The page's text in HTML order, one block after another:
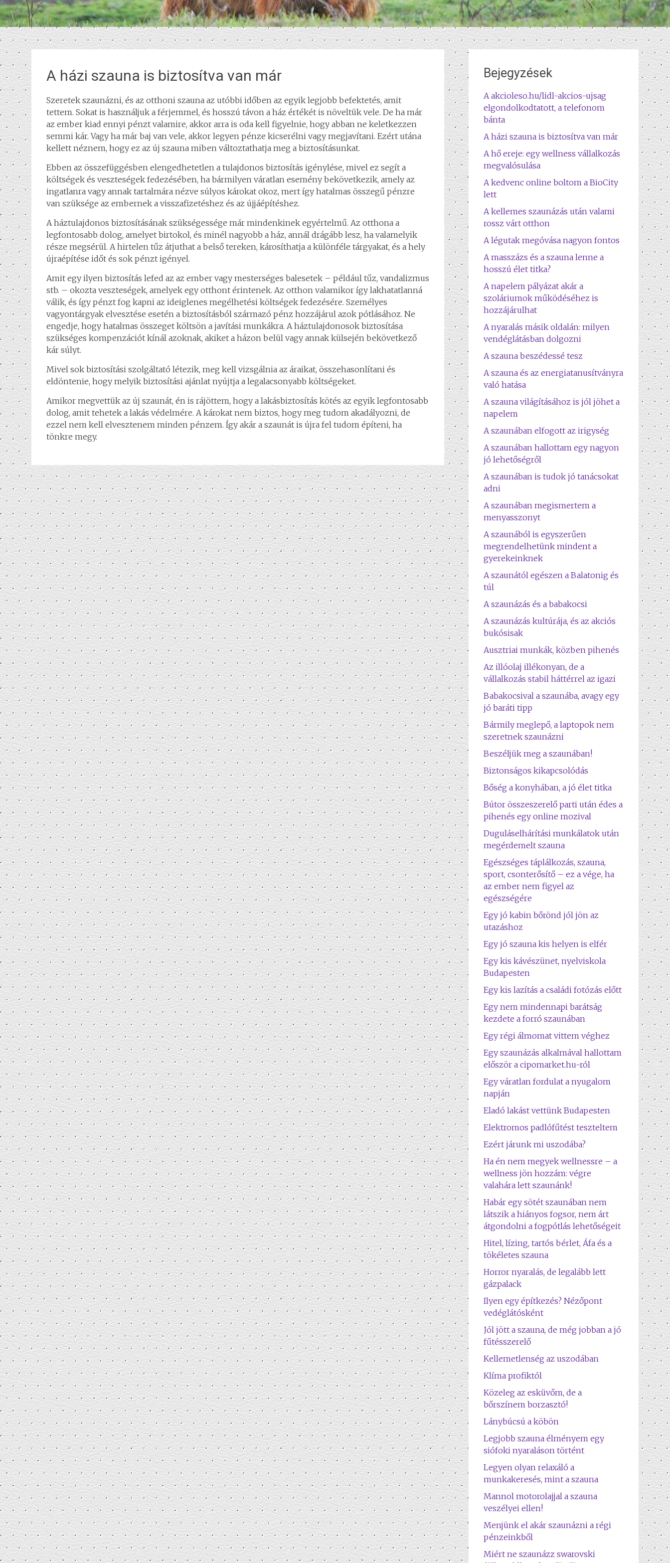
A házi szauna is biztosítva van már
Szeretek szaunázni, és az otthoni szauna az utóbbi időben az egyik legjobb befektetés, amit
tettem. Sokat is használjuk a férjemmel, és hosszú távon a ház értékét is növeltük vele. De ha már
az ember kiad ennyi pénzt valamire, akkor arra is oda kell figyelnie, hogy abban ne keletkezzen
semmi kár. Vagy ha már baj van vele, akkor legyen pénze kicserélni vagy megjavítani. Ezért utána
kellett néznem, hogy ez az új szauna miben változtathatja meg a biztosításunkat.
Ebben az összefüggésben elengedhetetlen a tulajdonos biztosítás igénylése, mivel ez segít a
költségek és veszteségek fedezésében, ha bármilyen váratlan esemény bekövetkezik, amely az
ingatlanra vagy annak tartalmára nézve súlyos károkat okoz, mert így hatalmas összegű pénzre
van szüksége az embernek a visszafizetéshez és az újjáépítéshez.
A háztulajdonos biztosításának szükségessége már mindenkinek egyértelmű. Az otthona a
legfontosabb dolog, amelyet birtokol, és minél nagyobb a ház, annál drágább lesz, ha valamelyik
része megsérül. A hirtelen tűz átjuthat a belső tereken, károsíthatja a különféle tárgyakat, és a hely
újraépítése időt és sok pénzt igényel.
Amit egy ilyen biztosítás lefed az az ember vagy mesterséges balesetek – például tűz, vandalizmus
stb. – okozta veszteségek, amelyek egy otthont érintenek. Az otthon valamikor így lakhatatlanná
válik, és így pénzt fog kapni az ideiglenes megélhetési költségek fedezésére. Személyes
vagyontárgyak elvesztése esetén a biztosításból származó pénz hozzájárul azok pótlásához. Ne
engedje, hogy hatalmas összeget költsön a javítási munkákra. A háztulajdonosok biztosítása
szükséges kompenzációt kínál azoknak, akiket a házon belül vagy annak külsején bekövetkező
kár súlyt.
Mivel sok biztosítási szolgáltató létezik, meg kell vizsgálnia az áraikat, összehasonlítani és
eldöntenie, hogy melyik biztosítási ajánlat nyújtja a legalacsonyabb költségeket.
Amikor megvettük az új szaunát, én is rájöttem, hogy a lakásbiztosítás kötés az egyik legfontosabb
dolog, amit tehetek a lakás védelmére. A károkat nem biztos, hogy meg tudom akadályozni, de
ezzel nem kell elvesztenem minden pénzem. Így akár a szaunát is újra fel tudom építeni, ha
tönkre megy.
Bejegyzések
A akcioleso.hu/lidl-akcios-ujsag
elgondolkodtatott, a telefonom
bánta
A házi szauna is biztosítva van már
A hő ereje: egy wellness vállalkozás
megvalósulása
A kedvenc online boltom a BioCity
lett
A kellemes szaunázás után valami
rossz várt otthon
A légutak megóvása nagyon fontos
A masszázs és a szauna lenne a
hosszú élet titka?
A napelem pályázat akár a
szoláriumok működéséhez is
hozzájárulhat
A nyaralás másik oldalán: milyen
vendéglátásban dolgozni
A szauna beszédessé tesz
A szauna és az energiatanusítványra
való hatása
A szauna világításához is jól jöhet a
napelem
A szaunában elfogott az irigység
A szaunában hallottam egy nagyon
jó lehetőségről
A szaunában is tudok jó tanácsokat
adni
A szaunában megismertem a
menyasszonyt
A szaunából is egyszerűen
megrendelhetünk mindent a
gyerekeinknek
A szaunától egészen a Balatonig és
túl
A szaunázás és a babakocsi
A szaunázás kultúrája, és az akciós
bukósisak
Ausztriai munkák, közben pihenés
Az illóolaj illékonyan, de a
vállalkozás stabil háttérrel az igazi
Babakocsival a szaunába, avagy egy
jó baráti tipp
Bármily meglepő, a laptopok nem
szeretnek szaunázni
Beszéljük meg a szaunában!
Biztonságos kikapcsolódás
Bőség a konyhában, a jó élet titka
Bútor összeszerelő parti után édes a
pihenés egy online mozival
Duguláselhárítási munkálatok után
megérdemelt szauna
Egészséges táplálkozás, szauna,
sport, csonterősítő – ez a vége, ha
az ember nem figyel az
egészségére
Egy jó kabin bőrönd jól jön az
utazáshoz
Egy jó szauna kis helyen is elfér
Egy kis kávészünet, nyelviskola
Budapesten
Egy kis lazítás a családi fotózás előtt
Egy nem mindennapi barátság
kezdete a forró szaunában
Egy régi álmomat vittem véghez
Egy szaunázás alkalmával hallottam
először a cipomarket.hu-ról
Egy váratlan fordulat a nyugalom
napján
Eladó lakást vettünk Budapesten
Elektromos padlófűtést teszteltem
Ezért járunk mi uszodába?
Ha én nem megyek wellnessre – a
wellness jön hozzám: végre
valahára lett szaunánk!
Habár egy sötét szaunában nem
látszik a hiányos fogsor, nem árt
átgondolni a fogpótlás lehetőségeit
Hitel, lízing, tartós bérlet, Áfa és a
tökéletes szauna
Horror nyaralás, de legalább lett
gázpalack
Ilyen egy építkezés? Nézőpont
vedéglátósként
Jól jött a szauna, de még jobban a jó
fűtésszerelő
Kellemetlenség az uszodában
Klíma profiktól
Közeleg az esküvőm, de a
bőrszínem borzasztó!
Lánybúcsú a köbön
Legjobb szauna élményem egy
siófoki nyaraláson történt
Legyen olyan relaxáló a
munkakeresés, mint a szauna
Mannol motorolajjal a szauna
veszélyei ellen!
Menjünk el akár szaunázni a régi
pénzeinkből
Miért ne szaunázz swarovski